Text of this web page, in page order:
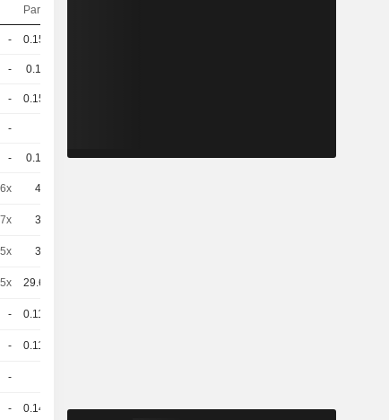
Parité
- 0.153
- 0.15
- 0.154
-
- 0.16 -CHF
40
30
30
29.674
- 0.116
- 0.116
-
- 0.147 -CHF